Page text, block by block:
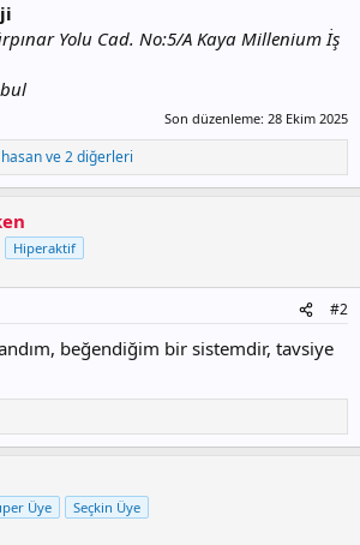
Yolu Cad. No:5/A Kaya Millenium İş
Son düzenleme: 28 Ekim 2025
hasanve 2 diğerleri
Hiperaktif
#2
beğendiğim bir sistemdir, tavsiye
Üye Seçkin Üye